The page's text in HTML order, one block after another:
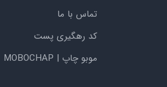
تماس با ما
کد رهگیری پست
موبو چاپ | MOBOCHAP